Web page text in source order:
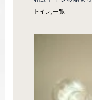
トイレ,一覧